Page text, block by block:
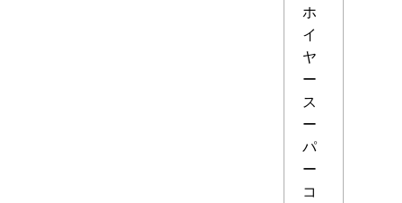
ホ
イ
ヤ
ー
ス
ー
パ
ー
コ